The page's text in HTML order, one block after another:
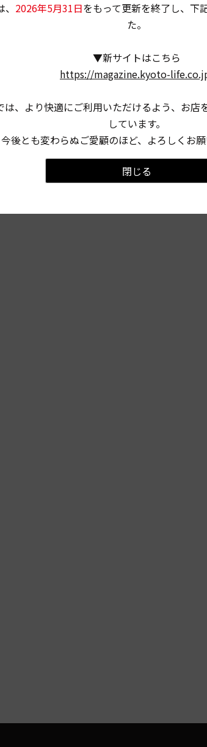
2026年5月31日をもって更新を終了し、下
た。
▼新サイトはこちら
https://magazine.kyoto-
は、より快適にご利用いただけるよう、お店
しています。
今後とも変わらぬご愛顧のほど、よろしくお願
閉じる